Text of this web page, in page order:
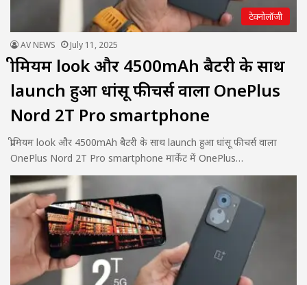
टेक्नोलॉजी
AV NEWS July 11, 2025
प्रीमियम look और 4500mAh बैटरी के साथ
launch हुआ धांसू फीचर्स वाला OnePlus
Nord 2T Pro smartphone
प्रीमियम look और 4500mAh बैटरी के साथ launch हुआ धांसू फीचर्स वाला
OnePlus Nord 2T Pro smartphone मार्केट में OnePlus…